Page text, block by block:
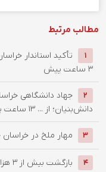
مطالب مرتبط
1
تأکید استاندار
3 ساعت پیش
2
جهاد دانشگاهی
دانش‌بنیان؛ از ... 13 ساعت پیش
3 ‌مهار ملخ در خراسان
4
بازگشت بیش از ۳ هزار زائر اربعین حسینی به خراسان جنوبی / ...